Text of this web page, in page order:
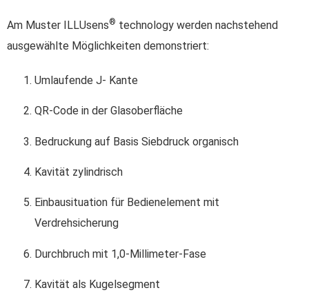
Am Muster ILLUsens® technology werden nachstehend
ausgewählte Möglichkeiten demonstriert:
Umlaufende J- Kante
QR-Code in der Glasoberfläche
Bedruckung auf Basis Siebdruck organisch
Kavität zylindrisch
Einbausituation für Bedienelement mit
Verdrehsicherung
Durchbruch mit 1,0-Millimeter-Fase
Kavität als Kugelsegment